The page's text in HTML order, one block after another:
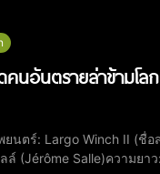
นอันตรายล่าข้ามโล
Salle)​ความยา